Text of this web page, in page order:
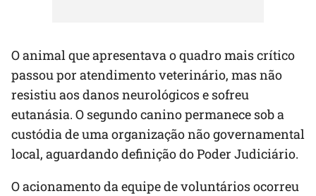
O animal que apresentava o quadro mais crítico
passou por atendimento veterinário, mas não
resistiu aos danos neurológicos e sofreu
eutanásia. O segundo canino permanece sob a
custódia de uma organização não governamental
local, aguardando definição do Poder Judiciário.
O acionamento da equipe de voluntários ocorreu